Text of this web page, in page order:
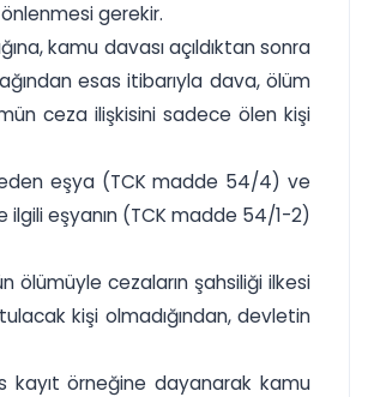
gerekir.
kamu davası açıldıktan sonra
esas itibarıyla dava, ölüm
ceza ilişkisini sadece ölen kişi
eden eşya (TCK madde 54/4) ve
eşyanın (TCK madde 54/1-2)
ölümüyle cezaların şahsiliği ilkesi
kişi olmadığından, devletin
kayıt örneğine dayanarak kamu